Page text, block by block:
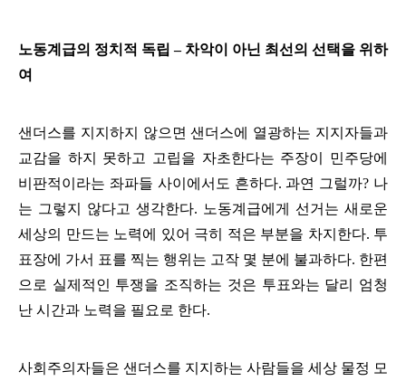
노동계급의 정치적 독립– 차악이 아닌 최선의 선택을 위하
여
샌더스를 지지하지 않으면 샌더스에 열광하는 지지자들과
교감을 하지 못하고 고립을 자초한다는 주장이 민주당에
비판적이라는 좌파들 사이에서도 흔하다.과연 그럴까? 나
는 그렇지 않다고 생각한다. 노동계급에게 선거는 새로운
세상의 만드는 노력에 있어 극히 적은 부분을 차지한다. 투
표장에 가서 표를 찍는 행위는 고작 몇 분에 불과하다. 한편
으로 실제적인 투쟁을 조직하는 것은 투표와는 달리 엄청
난 시간과 노력을 필요로 한다.
사회주의자들은 샌더스를 지지하는 사람들을 세상 물정 모